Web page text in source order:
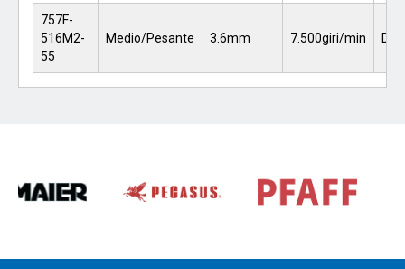
757F-
516M2-
55
Medio/Pesante 3.6mm 7.500giri/min